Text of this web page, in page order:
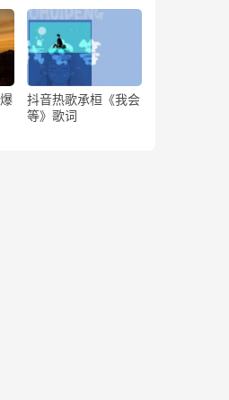
抖音热歌承桓《我会
等》歌词